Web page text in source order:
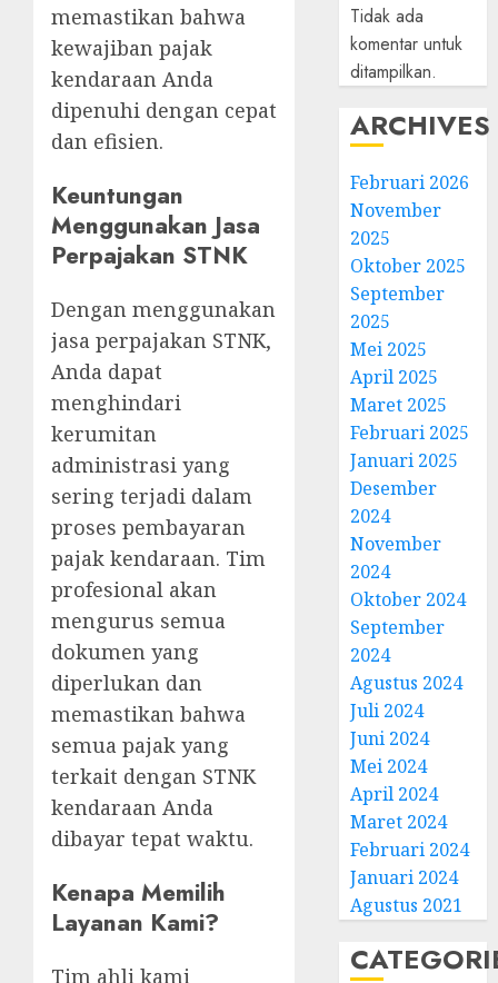
memastikan bahwa
kewajiban pajak
kendaraan Anda
dipenuhi dengan cepat
dan efisien.
Keuntungan
Menggunakan Jasa
Perpajakan STNK
Dengan menggunakan
jasa perpajakan STNK,
Anda dapat
menghindari
kerumitan
administrasi yang
sering terjadi dalam
proses pembayaran
pajak kendaraan. Tim
profesional akan
mengurus semua
dokumen yang
diperlukan dan
memastikan bahwa
semua pajak yang
terkait dengan STNK
kendaraan Anda
dibayar tepat waktu.
Kenapa Memilih
Layanan Kami?
Tim ahli kami
Tidak ada
komentar untuk
ditampilkan.
ARCHIVES
Februari 2026
November
2025
Oktober 2025
September
2025
Mei 2025
April 2025
Maret 2025
Februari 2025
Januari 2025
Desember
2024
November
2024
Oktober 2024
September
2024
Agustus 2024
Juli 2024
Juni 2024
Mei 2024
April 2024
Maret 2024
Februari 2024
Januari 2024
Agustus 2021